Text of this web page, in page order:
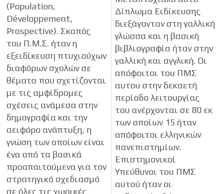
(Population,
Développement,
Prospective). Σκοπός
του Π.Μ.Σ. ήταν η
εξειδίκευση πτυχιούχων
διαφόρων σχολών σε
θέματα που σχετίζονται
με τις αμφίδρομες
σχέσεις ανάμεσα στην
δημογραφία και την
αειφόρο ανάπτυξη, η
γνώση των οποίων είναι
ένα από τα βασικά
προαπαιτούμενα για τον
στρατηγικό σχεδιασμό
σε όλες τις χωρικές
Δίπλωμα Ειδίκευσης
διεξάγονταν στη γαλλική
γλώσσα και η βασική
βιβλιογραφία ήταν στην
γαλλική και αγγλική. Οι
απόφοιτοι του ΠΜΣ
αυτου στην δεκαετή
περίοδο λειτουργίας
του ανέρχονται σε 80 εκ
των οποίων 15 ήταν
απόφοιτοι ελληνικών
πανεπιστημίων.
Επιστημονικοί
Υπεύθυνοι του ΠΜΣ
αυτού ήταν οι